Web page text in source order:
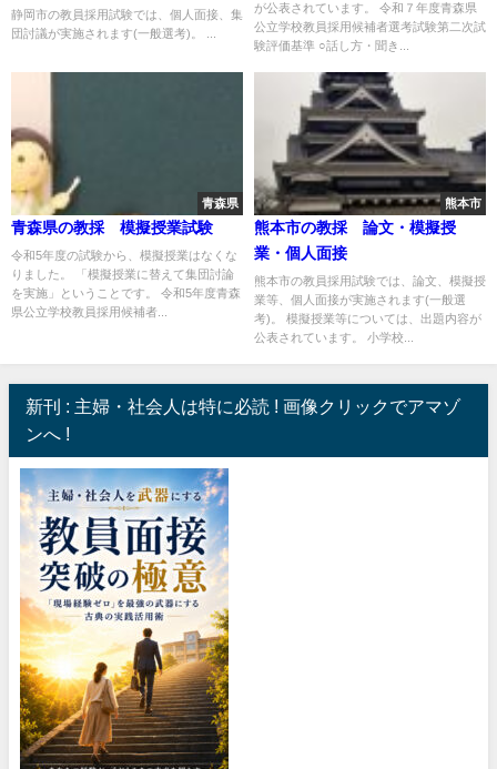
静岡市の教員採用試験では、個人面接、集
団討議が実施されます(一般選考)。 ...
が公表されています。 令和７年度青森県
公立学校教員採用候補者選考試験第二次試
験評価基準 ○話し方・聞き...
青森県
青森県の教採 模擬授業試験
令和5年度の試験から、模擬授業はなくな
りました。 「模擬授業に替えて集団討論
を実施」ということです。 令和5年度青森
県公立学校教員採用候補者...
熊本市
熊本市の教採 論文・模擬授
業・個人面接
熊本市の教員採用試験では、論文、模擬授
業等、個人面接が実施されます(一般選
考)。 模擬授業等については、出題内容が
公表されています。 小学校...
新刊 : 主婦・社会人は特に必読 ! 画像クリックでアマゾ
ンへ !